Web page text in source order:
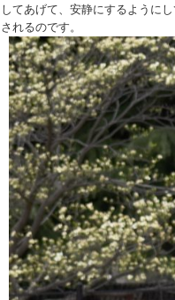
してあげて、安静にするように
されるのです。